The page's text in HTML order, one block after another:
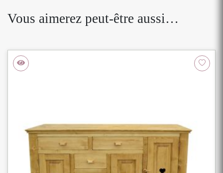
Vous aimerez peut-être aussi…